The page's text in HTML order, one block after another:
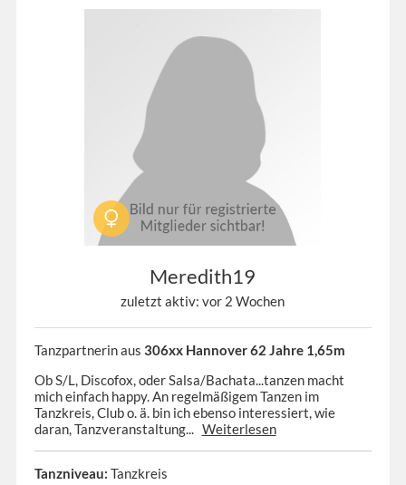
Meredith19
zuletzt aktiv: vor 2 Wochen
Tanzpartnerin aus 306xx Hannover 62 Jahre 1,65m
Ob S/L, Discofox, oder Salsa/Bachata...tanzen macht
mich einfach happy. An regelmäßigem Tanzen im
Tanzkreis, Club o. ä. bin ich ebenso interessiert, wie
daran, Tanzveranstaltung... Weiterlesen
Tanzniveau: Tanzkreis